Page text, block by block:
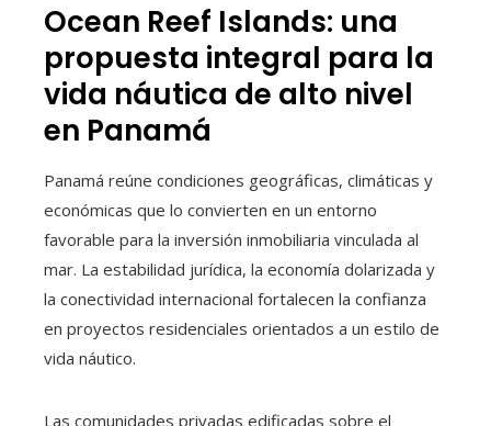
Ocean Reef Islands: una
propuesta integral para la
vida náutica de alto nivel
en Panamá
Panamá reúne condiciones geográficas, climáticas y
económicas que lo convierten en un entorno
favorable para la inversión inmobiliaria vinculada al
mar. La estabilidad jurídica, la economía dolarizada y
la conectividad internacional fortalecen la confianza
en proyectos residenciales orientados a un estilo de
vida náutico.
Las comunidades privadas edificadas sobre el